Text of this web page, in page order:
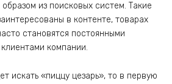
из поисковых систем. Такие
в контенте, товарах
становятся постоянными
компании.
искать «пиццу цезарь», то в первую